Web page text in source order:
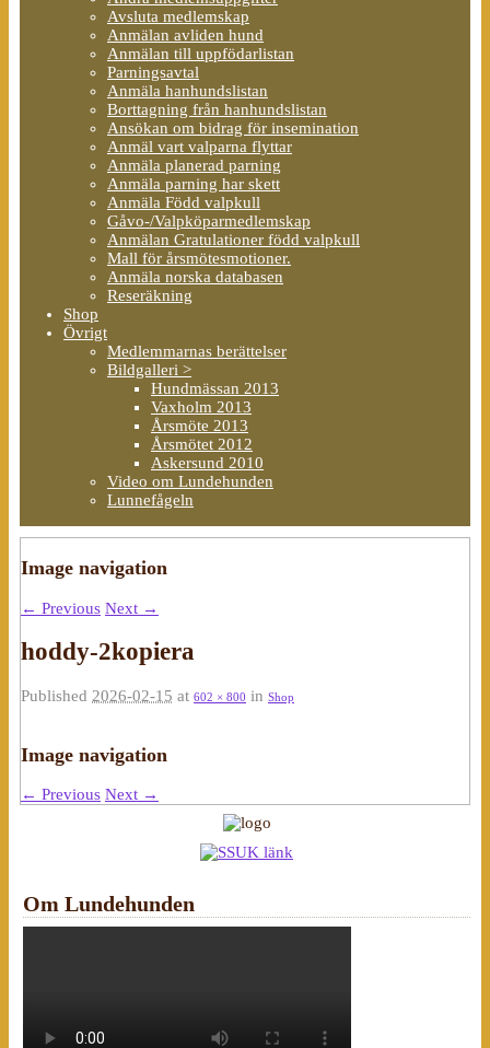
Avsluta medlemskap
Anmälan avliden hund
Anmälan till uppfödarlistan
Parningsavtal
Anmäla hanhundslistan
Borttagning från hanhundslistan
Ansökan om bidrag för insemination
Anmäl vart valparna flyttar
Anmäla planerad parning
Anmäla parning har skett
Anmäla Född valpkull
Gåvo-/Valpköparmedlemskap
Anmälan Gratulationer född valpkull
Mall för årsmötesmotioner.
Anmäla norska databasen
Reseräkning
Shop
Övrigt
Medlemmarnas berättelser
Bildgalleri >
Hundmässan 2013
Vaxholm 2013
Årsmöte 2013
Årsmötet 2012
Askersund 2010
Video om Lundehunden
Lunnefågeln
Image navigation
← Previous Next →
hoddy-2kopiera
Published 2026-02-15 at 602 × 800 in Shop
Image navigation
← Previous Next →
Om Lundehunden